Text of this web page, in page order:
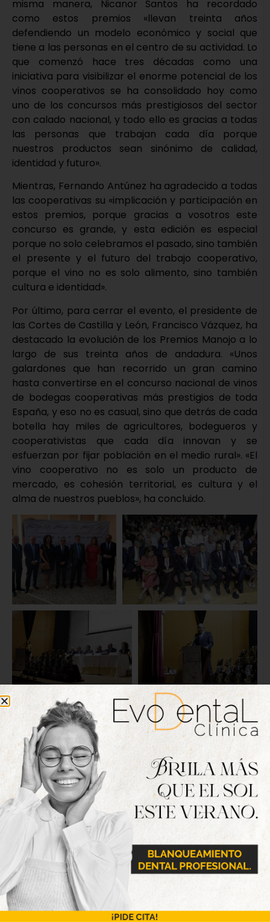
misma manera, Nicanor Santos ha recordado
como estos premios «llevan treinta años
defendiendo un modelo económico y social que
tiene a las personas en el centro de su actividad. Lo
que comenzó hace tres décadas como una
iniciativa para visibilizar el enorme potencial de los
vinos cooperativos se ha consolidado hoy como
uno de los concursos más prestigiosos del sector
con calado nacional, y todo ello es gracias a todas
las personas que trabajan cada día porque
nuestros productos sean sinónimo de calidad,
identidad y futuro».
Mientras, Fernando Antúnez ha agradecido a todas
las cooperativas su «implicación y participación en
estos premios, porque gracias a vosotros este
concurso es grande, y esta edición es especial
porque no solo celebramos el pasado, sino también
el presente y el futuro del trabajo cooperativo,
porque el vino no es solo alimento, sino también
cultura e identidad».
Por último, para cerrar el evento, el presidente de
las Cortes de Castilla y León, Francisco Vázquez, ha
destacado la evolución de los Premios Manojo a lo
largo de sus treinta años de andadura. «Unos
galardones que han recorrido un gran camino
hasta convertirse en el concurso nacional de vinos
de bodegas cooperativas más prestigios de toda
España, y eso no es casual, sino que detrás de cada
botella hay miles de agricultores, bodegueros y
cooperativistas que cada día innovan y se
esfuerzan por fijar población en el medio rural». «El
vino cooperativo no es solo un producto de
mercado, es cohesión territorial, es cultura y el
alma de nuestros pueblos», ha concluido.